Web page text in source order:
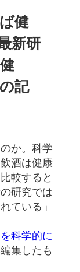
健
新研
記
か。科学
酒は健康
較すると
研究では
ている」
科学的に
集したも